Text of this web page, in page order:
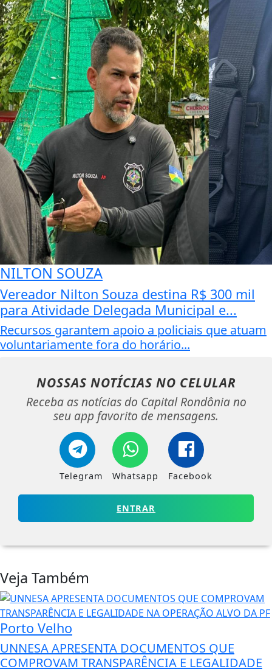
NILTON SOUZA
Vereador Nilton Souza destina R$ 300 mil
para Atividade Delegada Municipal e...
Recursos garantem apoio a policiais que atuam
voluntariamente fora do horário...
NOSSAS NOTÍCIAS NO CELULAR
Receba as notícias do Capital Rondônia no
seu app favorito de mensagens.
Telegram Whatsapp Facebook
ENTRAR
Veja Também
Porto Velho
UNNESA APRESENTA DOCUMENTOS QUE
COMPROVAM TRANSPARÊNCIA E LEGALIDADE